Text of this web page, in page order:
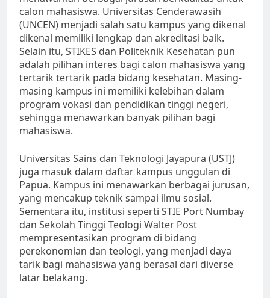
calon mahasiswa. Universitas Cenderawasih
(UNCEN) menjadi salah satu kampus yang dikenal
dikenal memiliki lengkap dan akreditasi baik.
Selain itu, STIKES dan Politeknik Kesehatan pun
adalah pilihan interes bagi calon mahasiswa yang
tertarik tertarik pada bidang kesehatan. Masing-
masing kampus ini memiliki kelebihan dalam
program vokasi dan pendidikan tinggi negeri,
sehingga menawarkan banyak pilihan bagi
mahasiswa.
Universitas Sains dan Teknologi Jayapura (USTJ)
juga masuk dalam daftar kampus unggulan di
Papua. Kampus ini menawarkan berbagai jurusan,
yang mencakup teknik sampai ilmu sosial.
Sementara itu, institusi seperti STIE Port Numbay
dan Sekolah Tinggi Teologi Walter Post
mempresentasikan program di bidang
perekonomian dan teologi, yang menjadi daya
tarik bagi mahasiswa yang berasal dari diverse
latar belakang.